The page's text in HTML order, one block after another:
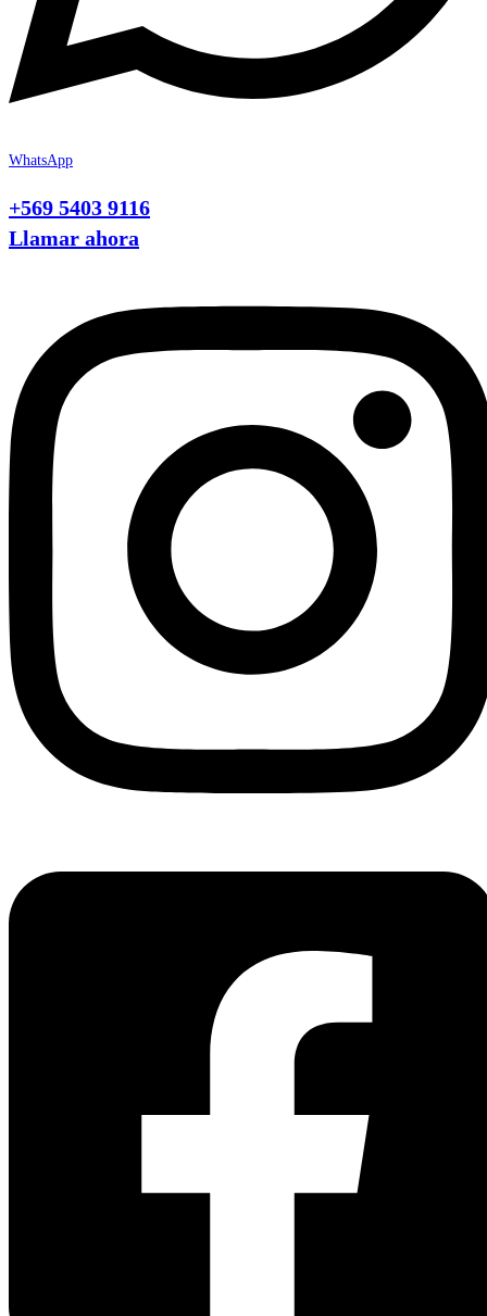
WhatsApp
+569 5403 9116
Llamar ahora